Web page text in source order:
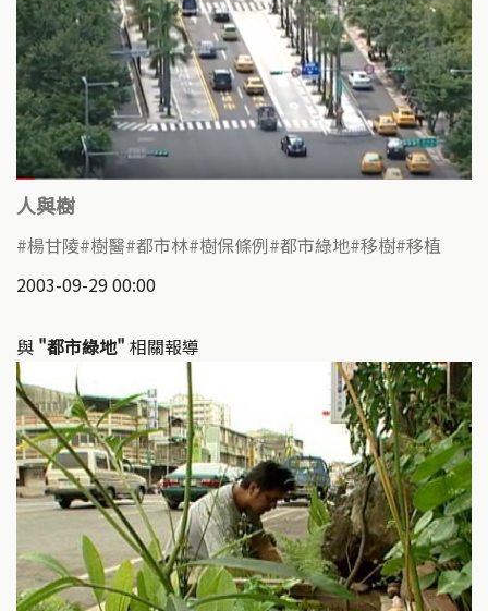
人與樹
楊甘陵 樹醫 都市林 樹保條例 都市綠地 移樹 移植
2003-09-29 00:00
與 "都市綠地" 相關報導